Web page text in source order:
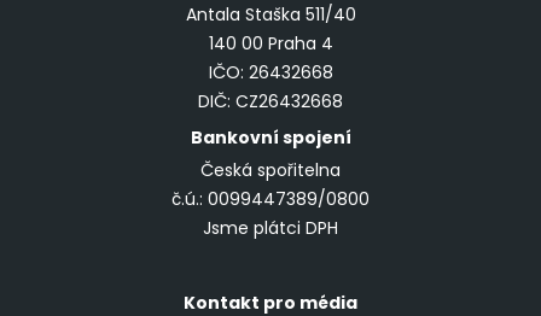
Antala Staška 511/40
140 00 Praha 4
IČO: 26432668
DIČ: CZ26432668
Bankovní spojení
Česká spořitelna
č.ú.: 0099447389/0800
Jsme plátci DPH
Kontakt pro média